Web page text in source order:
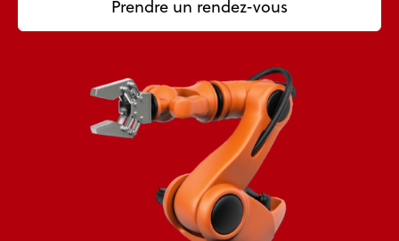
Prendre un rendez-vous